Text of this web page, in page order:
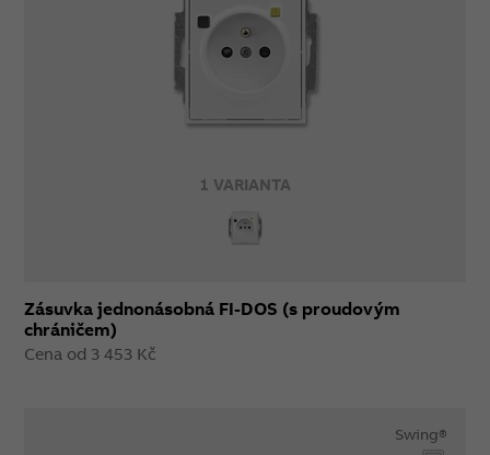
1 VARIANTA
Zásuvka jednonásobná FI-DOS (s proudovým
chráničem)
Cena od 3 453 Kč
Swing®